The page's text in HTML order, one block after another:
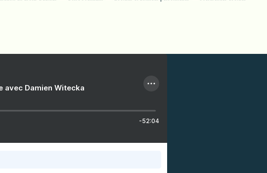
avec Damien Witecka
-52:04